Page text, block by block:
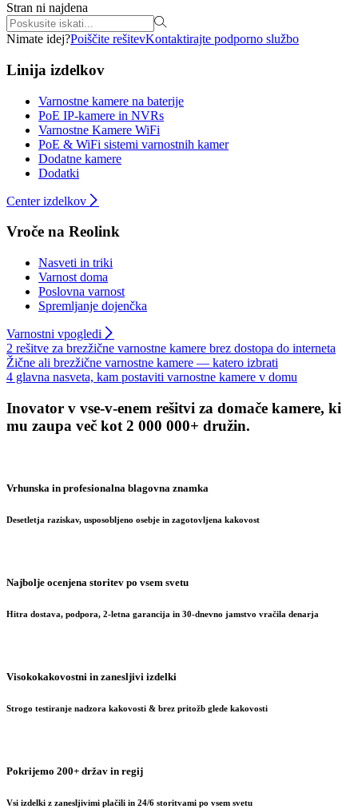
Stran ni najdena
Nimate idej?Poiščite rešitevKontaktirajte podporno službo
Linija izdelkov
Varnostne kamere na baterije
PoE IP-kamere in NVRs
Varnostne Kamere WiFi
PoE & WiFi sistemi varnostnih kamer
Dodatne kamere
Dodatki
Center izdelkov
Vroče na Reolink
Nasveti in triki
Varnost doma
Poslovna varnost
Spremljanje dojenčka
Varnostni vpogledi
2 rešitve za brezžične varnostne kamere brez dostopa do interneta
Žične ali brezžične varnostne kamere — katero izbrati
4 glavna nasveta, kam postaviti varnostne kamere v domu
Inovator v vse-v-enem rešitvi za domače kamere, ki
mu zaupa več kot 2 000 000+ družin.
Vrhunska in profesionalna blagovna znamka
Desetletja raziskav, usposobljeno osebje in zagotovljena kakovost
Najbolje ocenjena storitev po vsem svetu
Hitra dostava, podpora, 2-letna garancija in 30-dnevno jamstvo vračila denarja
Visokokakovostni in zanesljivi izdelki
Strogo testiranje nadzora kakovosti & brez pritožb glede kakovosti
Pokrijemo 200+ držav in regij
Vsi izdelki z zanesljivimi plačili in 24/6 storitvami po vsem svetu